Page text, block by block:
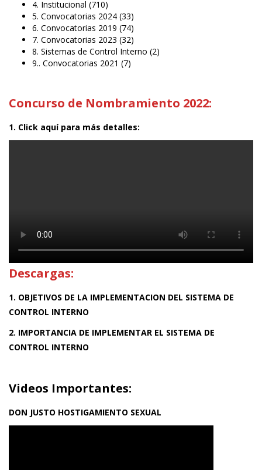
4. Institucional (710)
5. Convocatorias 2024 (33)
6. Convocatorias 2019 (74)
7. Convocatorias 2023 (32)
8. Sistemas de Control Interno (2)
9.. Convocatorias 2021 (7)
Concurso de Nombramiento 2022:
1. Click aquí para más detalles:
Descargas:
1. OBJETIVOS DE LA IMPLEMENTACION DEL SISTEMA DE
CONTROL INTERNO
2. IMPORTANCIA DE IMPLEMENTAR EL SISTEMA DE
CONTROL INTERNO
Videos Importantes:
DON JUSTO HOSTIGAMIENTO SEXUAL